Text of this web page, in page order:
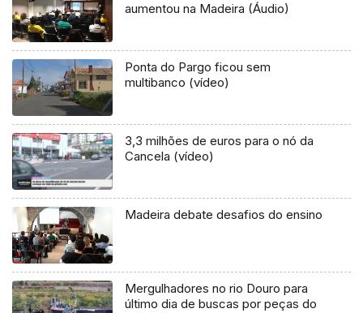
aumentou na Madeira (Áudio)
Ponta do Pargo ficou sem
multibanco (vídeo)
3,3 milhões de euros para o nó da
Cancela (vídeo)
Madeira debate desafios do ensino
Mergulhadores no rio Douro para
último dia de buscas por peças do